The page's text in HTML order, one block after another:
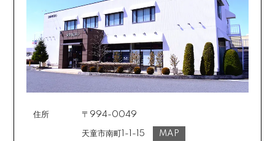
住所 〒994-0049
天童市南町1-1-15 MAP